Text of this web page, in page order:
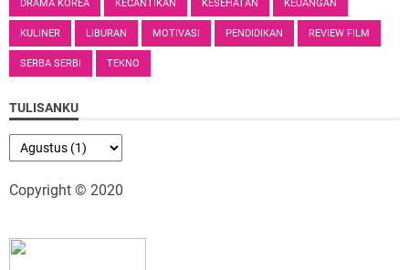
DRAMA KOREA KECANTIKAN KESEHATAN KEUANGAN
KULINER LIBURAN MOTIVASI PENDIDIKAN REVIEW FILM
SERBA SERBI TEKNO
TULISANKU
Copyright © 2020